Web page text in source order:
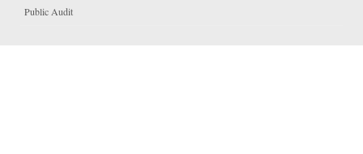
Public Audit